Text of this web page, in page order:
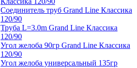
Соединитель труб Grand Line Классика
120/90
Труба L=3.0m Grand Line Классика
120/90
Угол желоба 90гр Grand Line Классика
120/90
Угол желоба универсальный 135гр